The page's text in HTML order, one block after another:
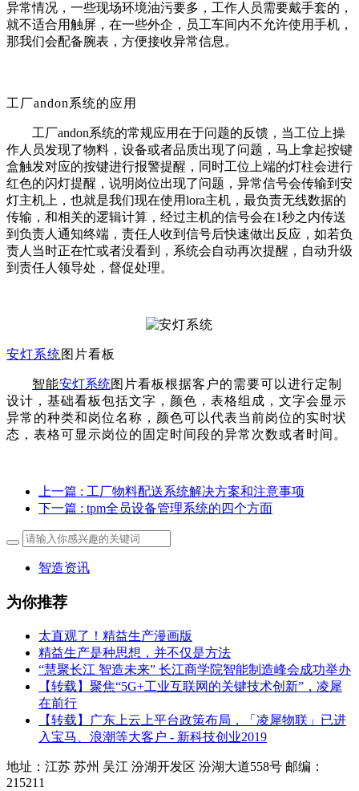
异常情况，一些现场环境油污要多，工作人员需要戴手套的，
就不适合用触屏，在一些外企，员工车间内不允许使用手机，
那我们会配备腕表，方便接收异常信息。
工厂andon系统的应用
工厂andon系统的常规应用在于问题的反馈，当工位上操
作人员发现了物料，设备或者品质出现了问题，马上拿起按键
盒触发对应的按键进行报警提醒，同时工位上端的灯柱会进行
红色的闪灯提醒，说明岗位出现了问题，异常信号会传输到安
灯主机上，也就是我们现在使用lora主机，最负责无线数据的
传输，和相关的逻辑计算，经过主机的信号会在1秒之内传送
到负责人通知终端，责任人收到信号后快速做出反应，如若负
责人当时正在忙或者没看到，系统会自动再次提醒，自动升级
到责任人领导处，督促处理。
安灯系统图片看板
智能安灯系统图片看板根据客户的需要可以进行定制
设计，基础看板包括文字，颜色，表格组成，文字会显示
异常的种类和岗位名称，颜色可以代表当前岗位的实时状
态，表格可显示岗位的固定时间段的异常次数或者时间。
上一篇 : 工厂物料配送系统解决方案和注意事项
下一篇 : tpm全员设备管理系统的四个方面
智造资讯
为你推荐
太直观了！精益生产漫画版
精益生产是种思想，并不仅是方法
“慧聚长江 智造未来” 长江商学院智能制造峰会成功举办
【转载】聚焦“5G+工业互联网的关键技术创新”，凌犀
在前行
【转载】广东上云上平台政策布局，「凌犀物联」已进
入宝马、浪潮等大客户 - 新科技创业2019
地址：江苏 苏州 吴江 汾湖开发区 汾湖大道558号 邮编：
215211